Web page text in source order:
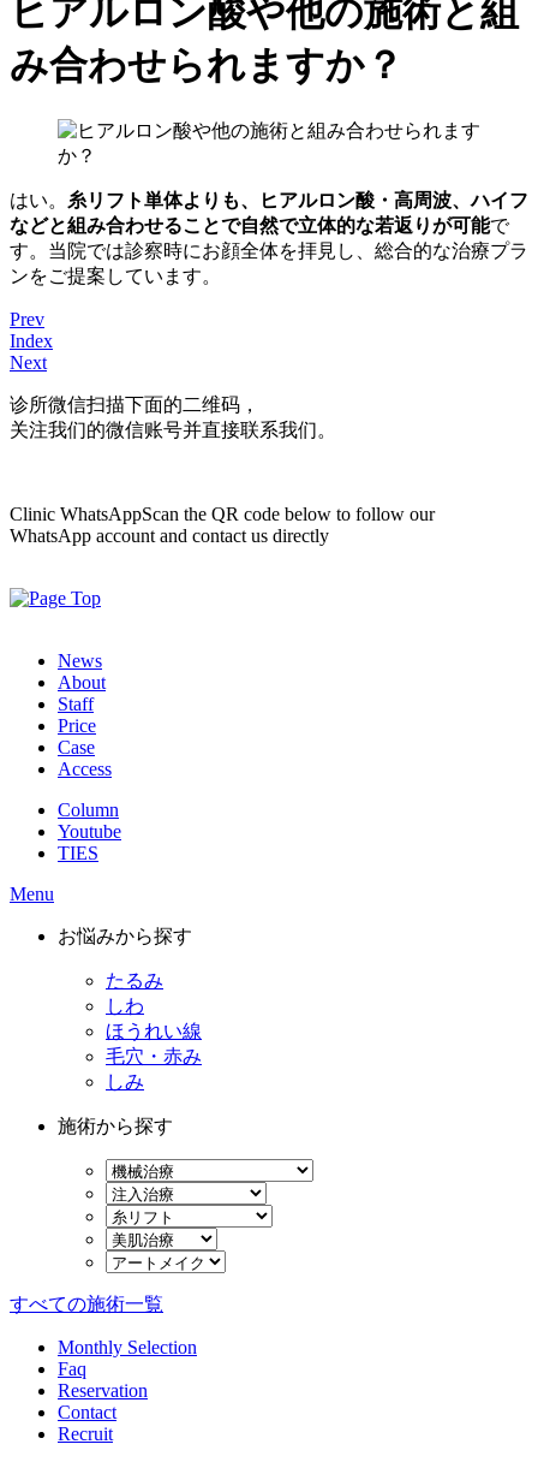
ヒアルロン酸や他の施術と組
み合わせられますか？
はい。
糸リフト単体よりも、ヒアルロン酸・高周波、ハイフ
などと組み合わせることで自然で立体的な若返りが可能で
す。当院では診察時にお顔全体を拝見し、総合的な治療プラ
ンをご提案しています。
Prev
Index
Next
诊所微信扫描下面的二维码，
关注我们的微信账号并直接联系我们。
Clinic WhatsAppScan the QR code below to follow our
WhatsApp account and contact us directly
News
About
Staff
Price
Case
Access
Column
Youtube
TIES
Menu
お悩みから探す
たるみ
しわ
ほうれい線
毛穴・赤み
しみ
施術から探す
すべての施術一覧
Monthly Selection
Faq
Reservation
Contact
Recruit